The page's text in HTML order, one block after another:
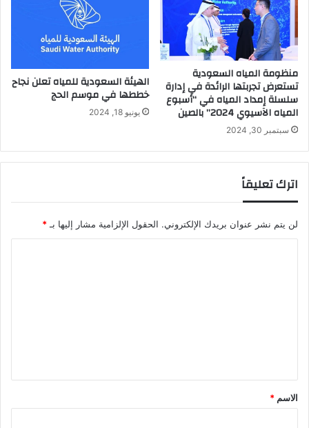
منظومة المياه السعودية
تستعرض تجربتها الرائدة في إدارة
سلسلة إمداد المياه في “أسبوع
المياه الآسيوي 2024” بالصين
سبتمبر 30, 2024
الهيئة السعودية للمياه تعلن نجاح
خططها في موسم الحج
يونيو 18, 2024
اترك تعليقاً
لن يتم نشر عنوان بريدك الإلكتروني. الحقول الإلزامية مشار إليها بـ *
*
الاسم *